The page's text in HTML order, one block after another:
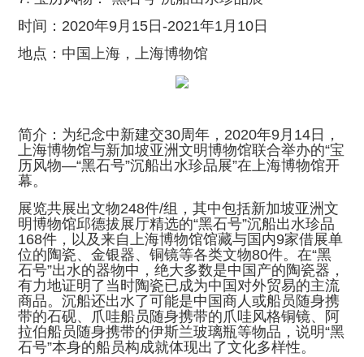
时间：2020年9月15日-2021年1月10日
地点：中国上海，上海博物馆
简介：为纪念中新建交30周年，2020年9月14日，
上海博物馆与新加坡亚洲文明博物馆联合举办的“宝
历风物—“黑石号”沉船出水珍品展”在上海博物馆开
幕。
展览共展出文物248件/组，其中包括新加坡亚洲文
明博物馆邱德拔展厅精选的“黑石号”沉船出水珍品
168件，以及来自上海博物馆馆藏与国内9家借展单
位的陶瓷、金银器、铜镜等各类文物80件。在“黑
石号”出水的器物中，绝大多数是中国产的陶瓷器，
有力地证明了当时陶瓷已成为中国对外贸易的主流
商品。沉船还出水了可能是中国商人或船员随身携
带的石砚、爪哇船员随身携带的爪哇风格铜镜、阿
拉伯船员随身携带的伊斯兰玻璃瓶等物品，说明“黑
石号”本身的船员构成就体现出了文化多样性。